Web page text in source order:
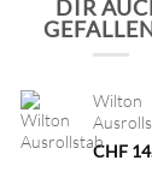
DIR
Wilton
CHF